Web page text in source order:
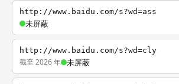
http://www.baidu.com/s?wd=ass
未屏蔽
http://www.baidu.com/s?wd=cly
截至 2026 年 未屏蔽